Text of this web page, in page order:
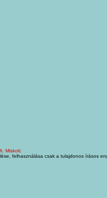
Miskolc
felhasználása csak a tulajdonos írásos